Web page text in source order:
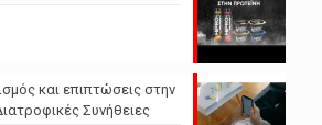
και επιπτώσεις στην
Συνήθειες